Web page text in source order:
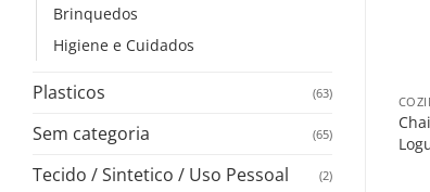
Brinquedos
Higiene e Cuidados
Plasticos (63)
Sem categoria (65)
Tecido / Sintetico / Uso Pessoal (2)